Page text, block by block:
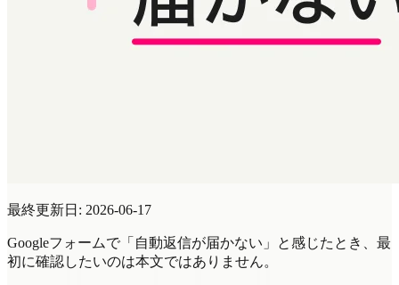
最終更新日: 2026-06-17
Googleフォームで「自動返信が届かない」と感じたとき、最
初に確認したいのは本文ではありません。